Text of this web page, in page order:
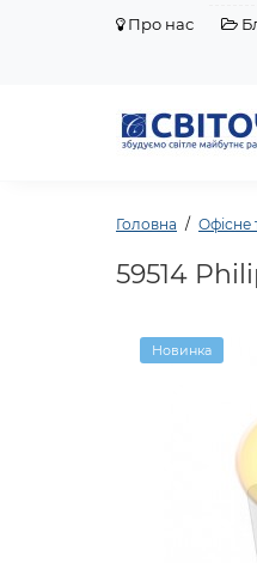
Про нас
Головна Офісне
59514
Новинка